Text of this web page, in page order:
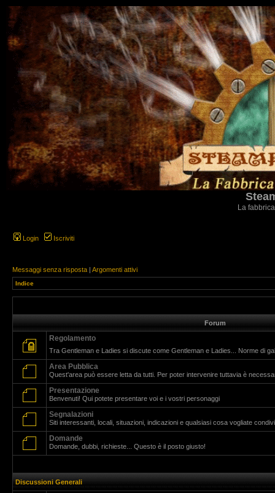
La
Login Iscriviti
Messaggi senza risposta | Argomenti attivi
Indice
Forum
Regolamento
Tra Gentleman e Ladies si discute come Gentleman e Ladies... Norme di
Area Pubblica
Quest'area può essere letta da tutti. Per poter intervenire tuttavia è
Presentazione
Benvenuti! Qui potete presentare voi e i vostri personaggi
Segnalazioni
Siti interessanti, locali, situazioni, indicazioni e qualsiasi cosa vogliate
Domande
Domande, dubbi, richieste... Questo è il posto giusto!
Discussioni Generali